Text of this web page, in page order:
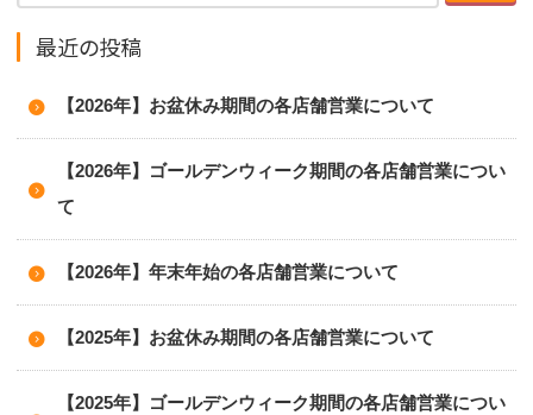
最近の投稿
【2026年】お盆休み期間の各店舗営業について
【2026年】ゴールデンウィーク期間の各店舗営業につい
て
【2026年】年末年始の各店舗営業について
【2025年】お盆休み期間の各店舗営業について
【2025年】ゴールデンウィーク期間の各店舗営業につい